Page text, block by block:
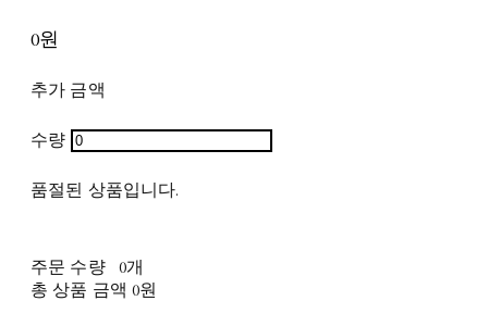
0원
추가 금액
수량
품절된 상품입니다.
주문 수량
0개
총 상품 금액 0원